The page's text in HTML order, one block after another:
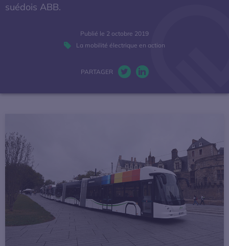
Actualités
Espace presse
suédois ABB.
Publié le 2 octobre 2019
La mobilité électrique en action
PARTAGER